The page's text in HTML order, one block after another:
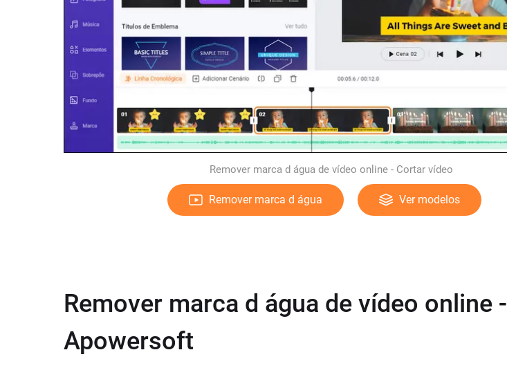
Remover marca d água de vídeo online - Cortar vídeo
Remover marca d água Ver modelos
Remover marca d água de vídeo online -
Apowersoft